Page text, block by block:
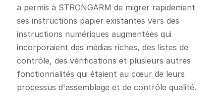
a permis à STRONGARM de migrer rapidement
ses instructions papier existantes vers des
instructions numériques augmentées qui
incorporaient des médias riches, des listes de
contrôle, des vérifications et plusieurs autres
fonctionnalités qui étaient au cœur de leurs
processus d'assemblage et de contrôle qualité.